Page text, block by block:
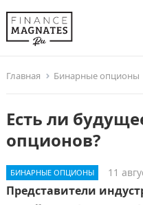
Главная Бинарные опционы
Есть ли
опционов?
БИНАРНЫЕ ОПЦИОНЫ 11
Представители